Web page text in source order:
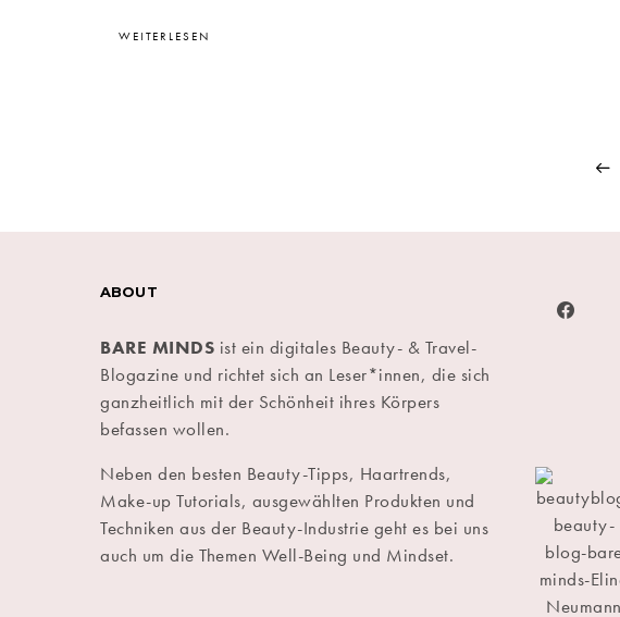
WEITERLESEN
ABOUT
BARE MINDS ist ein digitales Beauty- & Travel-
Blogazine und richtet sich an Leser*innen, die sich
ganzheitlich mit der Schönheit ihres Körpers
befassen wollen.
Neben den besten Beauty-Tipps, Haartrends,
Make-up Tutorials, ausgewählten Produkten und
Techniken aus der Beauty-Industrie geht es bei uns
auch um die Themen Well-Being und Mindset.